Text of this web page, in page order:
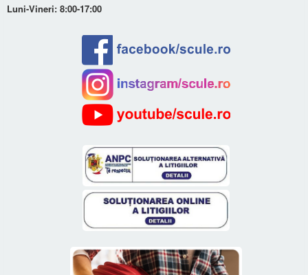
Luni-Vineri: 8:00-17:00